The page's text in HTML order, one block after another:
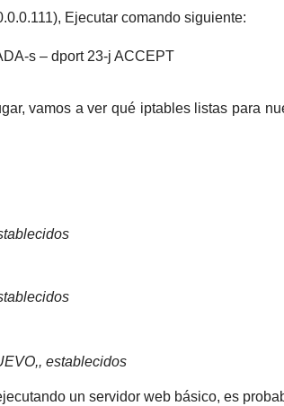
Ejecutar comando siguiente:
s – dport 23-j ACCEPT
vamos a ver qué iptables listas para
establecidos
un servidor web básico, es